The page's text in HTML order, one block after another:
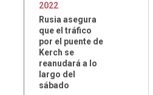
2022
Rusia asegura
que el tráfico
por el puente de
Kerch se
reanudará a lo
largo del
sábado